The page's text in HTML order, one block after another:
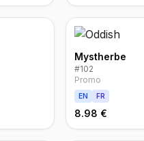
Mystherbe
#102
Promo
EN FR
8.98 €